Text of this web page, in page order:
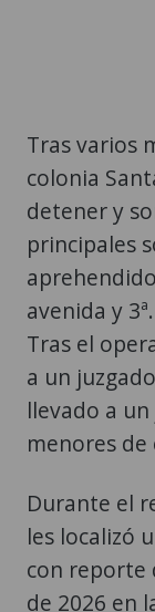
Tras varios
colonia
detener y
principales
avenida y
Tras el
a un
llevado a
menores de
Durante el
les localizó
con reporte
de 2026 en